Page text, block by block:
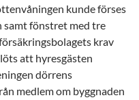
kunde förses
samt fönstret med tre
krav
att hyresgästen
dörrens
medlem om byggnaden